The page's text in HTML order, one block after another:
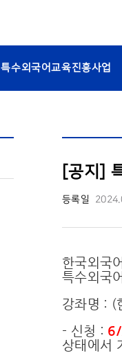
특수외국어교육진흥사업
[공지]
등록일
한국외국
특수외국
강좌명 : (
- 신청 :
상태에서